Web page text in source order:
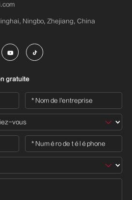
Ningbo, Zhejiang, China
 
gratuite